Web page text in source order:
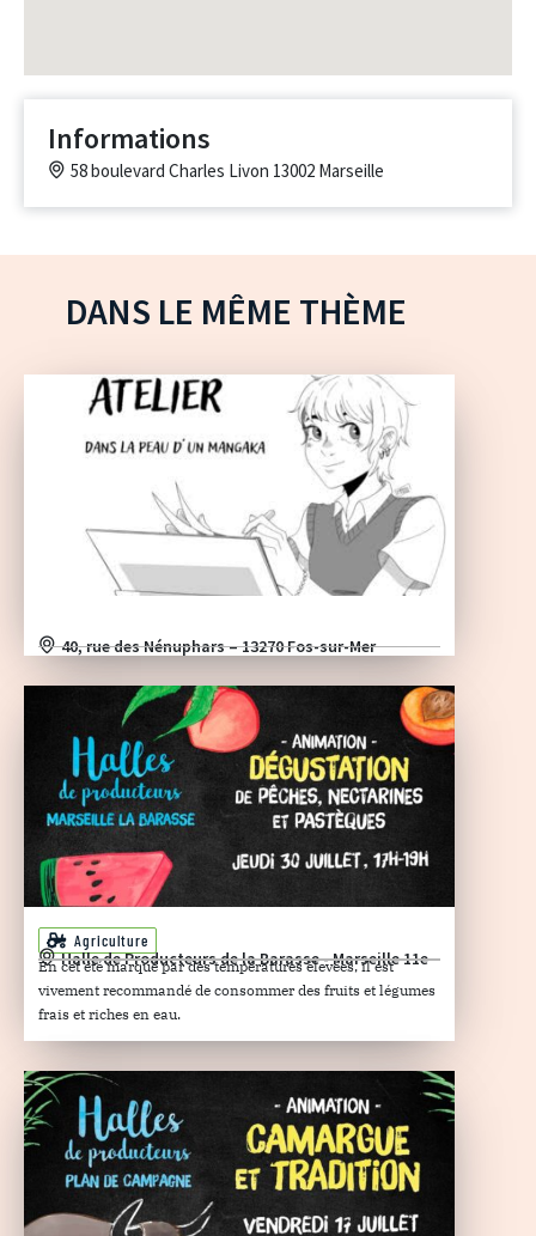
Informations
58 boulevard Charles Livon 13002 Marseille
DANS LE MÊME THÈME
40, rue des Nénuphars – 13270 Fos-sur-Mer
Agriculture
Halle de Producteurs de la Barasse - Marseille 11e
En cet été marqué par des températures élevées, il est
vivement recommandé de consommer des fruits et légumes
frais et riches en eau.